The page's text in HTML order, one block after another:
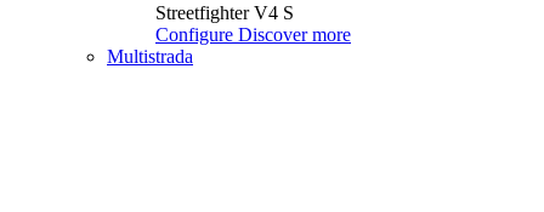
Streetfighter V4 S
Configure Discover more
Multistrada